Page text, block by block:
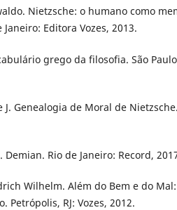
Nietzsche: o humano como
Editora Vozes, 2013.
grego da filosofia. São
J. Genealogia de Moral de
Demian. Rio de Janeiro: Record,
Wilhelm. Além do Bem e do
Petrópolis, RJ: Vozes, 2012.